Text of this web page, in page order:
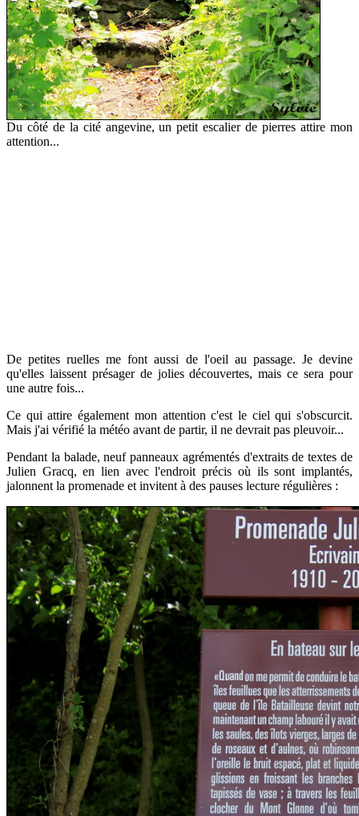
Du côté de la cité angevine, un petit escalier de pierres attire mon
attention...
De petites ruelles me font aussi de l'oeil au passage. Je devine
qu'elles laissent présager de jolies découvertes, mais ce sera pour
une autre fois...
Ce qui attire également mon attention c'est le ciel qui s'obscurcit.
Mais j'ai vérifié la météo avant de partir, il ne devrait pas pleuvoir...
Pendant la balade, neuf panneaux agrémentés d'extraits de textes de
Julien Gracq, en lien avec l'endroit précis où ils sont implantés,
jalonnent la promenade et invitent à des pauses lecture régulières :